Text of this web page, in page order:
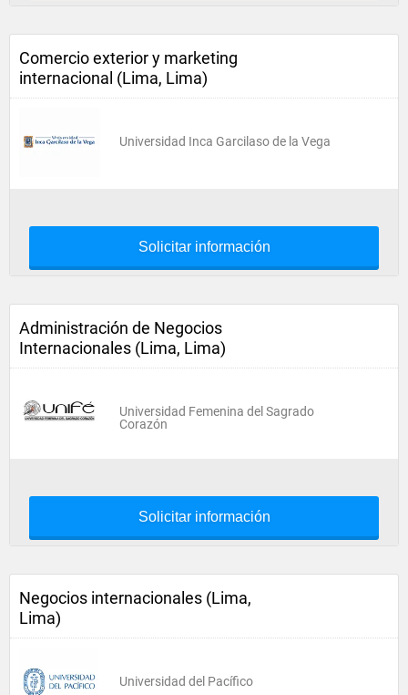
Comercio exterior y marketing
internacional (Lima, Lima)
Universidad Inca Garcilaso de la Vega
Solicitar información
Administración de Negocios
Internacionales (Lima, Lima)
Universidad Femenina del Sagrado
Corazón
Solicitar información
Negocios internacionales (Lima,
Lima)
Universidad del Pacífico